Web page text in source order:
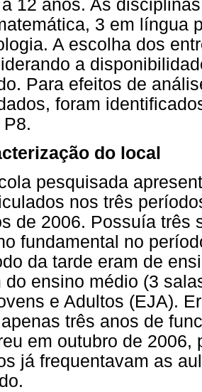
12 anos. As
3 em língua
A escolha dos
a
Para efeitos de
foram
P8.
do local
pesquisada
nos três
de 2006. Possuía três
fundamental no
da tarde eram de
do ensino médio (3
e Adultos (EJA).
três anos de
em outubro de 2006,
já frequentavam as